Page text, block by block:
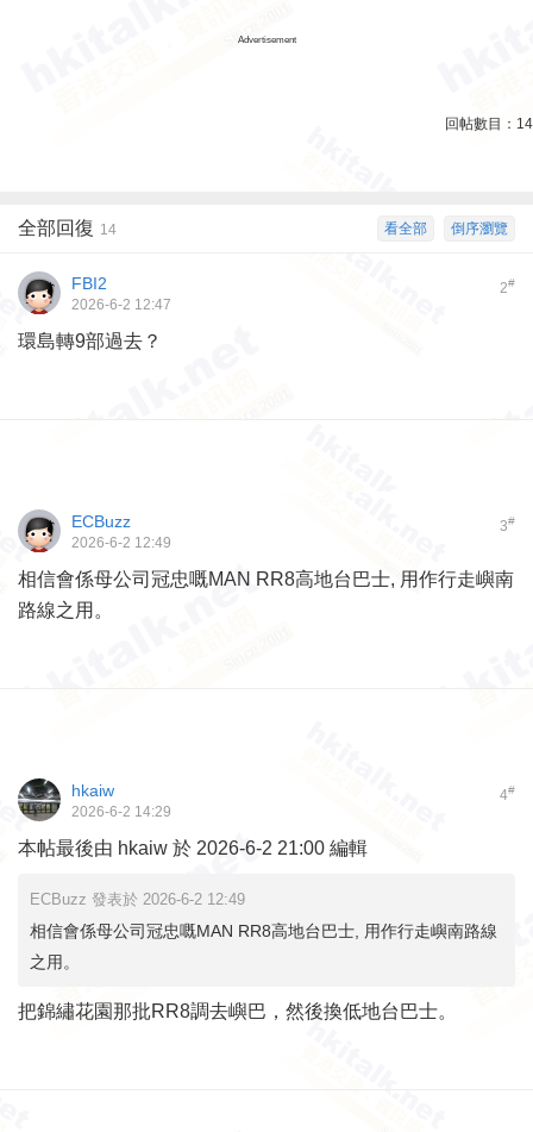
Advertisement
回帖數目： 14
倒序瀏覽
看全部
全部回復 14
2#
FBI2
2026-6-2 12:47
環島轉9部過去？
3#
ECBuzz
2026-6-2 12:49
相信會係母公司冠忠嘅MAN RR8高地台巴士, 用作行走嶼南
路線之用。
4#
hkaiw
2026-6-2 14:29
本帖最後由 hkaiw 於 2026-6-2 21:00 編輯
ECBuzz 發表於 2026-6-2 12:49
相信會係母公司冠忠嘅MAN RR8高地台巴士, 用作行走嶼南路線
之用。
把錦繡花園那批RR8調去嶼巴，然後換低地台巴士。